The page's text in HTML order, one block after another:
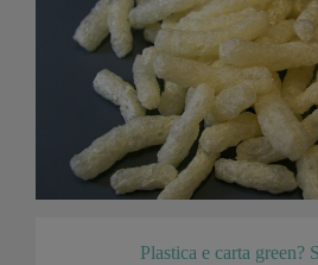
Plastica e carta green?